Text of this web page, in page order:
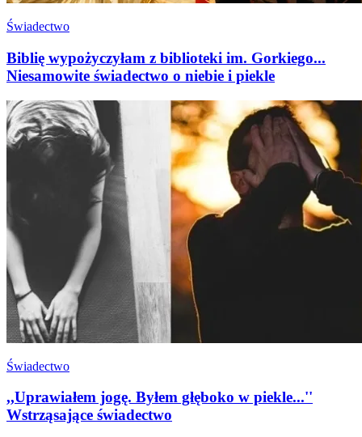
Świadectwo
Biblię wypożyczyłam z biblioteki im. Gorkiego...
Niesamowite świadectwo o niebie i piekle
Świadectwo
,,Uprawiałem jogę. Byłem głęboko w piekle...''
Wstrząsające świadectwo